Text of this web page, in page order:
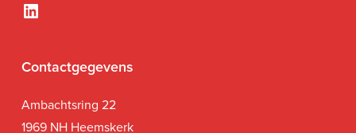
LinkedIn
Contactgegevens
Ambachtsring 22
1969 NH Heemskerk